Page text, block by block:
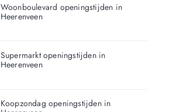
Woonboulevard openingstijden in
Heerenveen
Supermarkt openingstijden in
Heerenveen
Koopzondag openingstijden in